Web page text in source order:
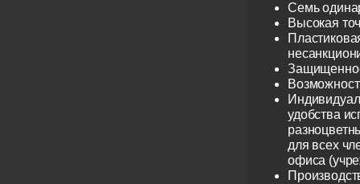
Семь
Высокая
удобства
для всех
офиса